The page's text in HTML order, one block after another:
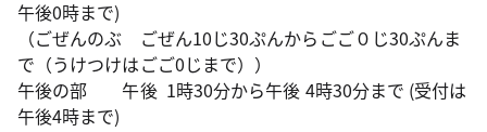
午後0時まで)
（ごぜんのぶ ごぜん10じ30ぷんからごご０じ30ぷんま
で（うけつけはごご0じまで））
午後の部 午後 1時30分から午後 4時30分まで (受付は
午後4時まで)